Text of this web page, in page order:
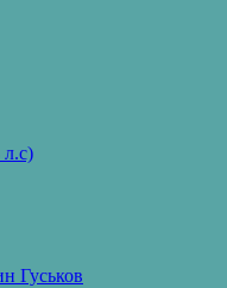
Гуськов